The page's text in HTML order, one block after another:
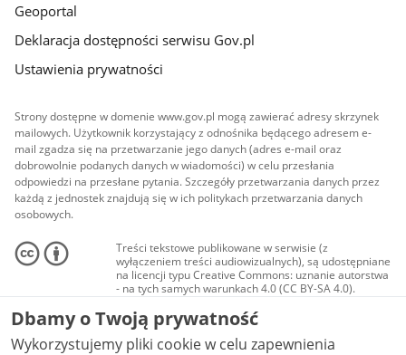
Geoportal
Deklaracja dostępności serwisu Gov.pl
Ustawienia prywatności
Strony dostępne w domenie www.gov.pl mogą zawierać adresy skrzynek
mailowych. Użytkownik korzystający z odnośnika będącego adresem e-
mail zgadza się na przetwarzanie jego danych (adres e-mail oraz
dobrowolnie podanych danych w wiadomości) w celu przesłania
odpowiedzi na przesłane pytania. Szczegóły przetwarzania danych przez
każdą z jednostek znajdują się w ich politykach przetwarzania danych
osobowych.
Treści tekstowe publikowane w serwisie (z
wyłączeniem treści audiowizualnych), są udostępniane
na licencji typu Creative Commons: uznanie autorstwa
- na tych samych warunkach 4.0 (CC BY-SA 4.0).
Materiały audiowizualne, w tym zdjęcia, materiały
audio i wideo, są udostępniane na licencji typu
Creative Commons: uznanie autorstwa użycie
niekomercyjne - bez utworów zależnych 4.0 (CC BY-
Dbamy o Twoją prywatność
Wykorzystujemy pliki cookie w celu zapewnienia